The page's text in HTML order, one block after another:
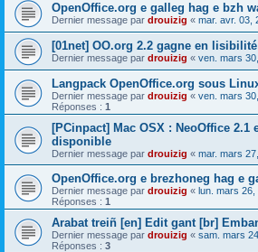
OpenOffice.org e galleg hag e bzh
Dernier message par drouizig « mar. avr. 03,
[01net] OO.org 2.2 gagne en
Dernier message par drouizig « ven. mars
Langpack OpenOffice.org sous
Dernier message par drouizig « ven. mars
Réponses : 1
[PCinpact] Mac OSX : NeoOffice 2.1
disponible
Dernier message par drouizig « mar. mars
OpenOffice.org e brezhoneg hag e
Dernier message par drouizig « lun. mars 26,
Réponses : 1
Arabat treiñ [en] Edit gant [br]
Dernier message par drouizig « sam. mars
Réponses : 3